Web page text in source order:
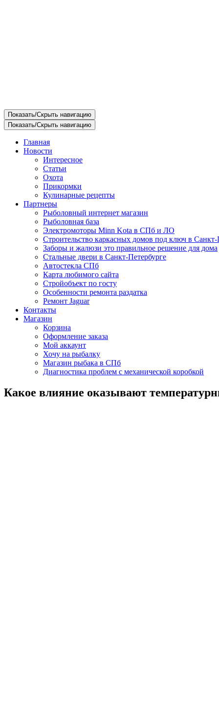
Показать/Скрыть навигацию
Показать/Скрыть навигацию
Главная
Новости
Интересное
Статьи
Охота
Прикормки
Кулинарные рецепты
Партнеры
Рыболовный интернет магазин
Рыболовная база
Электромоторы Minn Kota в СПб и ЛО
Строительство каркасных домов под ключ в Санкт-
Заборы и жалюзи это правильное решение для дома
Стальные двери в Санкт-Петербурге
Автостекла СПб
Карта любимого сайта
Стройобъект по госту
Особенности ремонта раздатка
Ремонт Jaguar
Контакты
Магазин
Корзина
Оформление заказа
Мой аккаунт
Хочу на рыбалку
Магазин рыбака в СПб
Диагностика проблем с механической коробкой
Какое влияние оказывают